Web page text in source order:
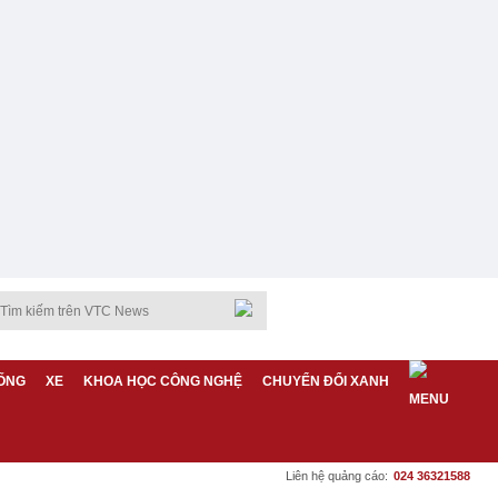
XE KHOA HỌC CÔNG NGHỆ CHUYỂN ĐỔI XANH
Liên hệ quảng cáo: 024 36321588